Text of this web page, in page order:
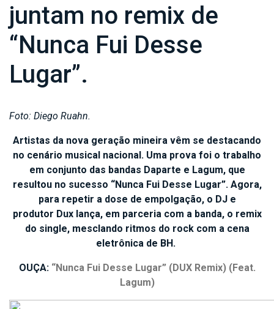
juntam no remix de
“Nunca Fui Desse
Lugar”.
Foto: Diego Ruahn.
Artistas da nova geração mineira vêm se destacando
no cenário musical nacional. Uma prova foi o trabalho
em conjunto das bandas Daparte e Lagum, que
resultou no sucesso “Nunca Fui Desse Lugar”. Agora,
para repetir a dose de empolgação, o DJ e
produtor Dux lança, em parceria com a banda, o remix
do single, mesclando ritmos do rock com a cena
eletrônica de BH.
OUÇA: “Nunca Fui Desse Lugar” (DUX Remix) (Feat.
Lagum)